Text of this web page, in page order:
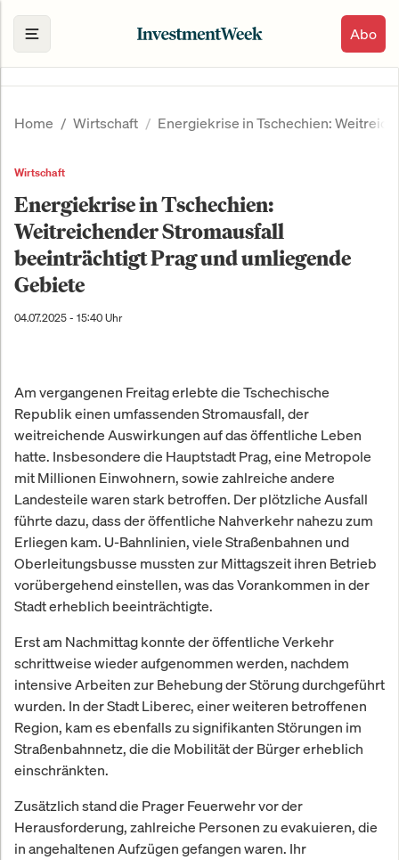
Abo
Home Wirtschaft Energiekrise in Tschechien:
Wirtschaft
Energiekrise in Tschechien:
Weitreichender Stromausfall
beeinträchtigt Prag und umliegende
Gebiete
04.07.2025 - 15:40 Uhr
Am vergangenen Freitag erlebte die Tschechische
Republik einen umfassenden Stromausfall, der
weitreichende Auswirkungen auf das öffentliche Leben
hatte. Insbesondere die Hauptstadt Prag, eine Metropole
mit Millionen Einwohnern, sowie zahlreiche andere
Landesteile waren stark betroffen. Der plötzliche Ausfall
führte dazu, dass der öffentliche Nahverkehr nahezu zum
Erliegen kam. U-Bahnlinien, viele Straßenbahnen und
Oberleitungsbusse mussten zur Mittagszeit ihren Betrieb
vorübergehend einstellen, was das Vorankommen in der
Stadt erheblich beeinträchtigte.
Erst am Nachmittag konnte der öffentliche Verkehr
schrittweise wieder aufgenommen werden, nachdem
intensive Arbeiten zur Behebung der Störung durchgeführt
wurden. In der Stadt Liberec, einer weiteren betroffenen
Region, kam es ebenfalls zu signifikanten Störungen im
Straßenbahnnetz, die die Mobilität der Bürger erheblich
einschränkten.
Zusätzlich stand die Prager Feuerwehr vor der
Herausforderung, zahlreiche Personen zu evakuieren, die
in angehaltenen Aufzügen gefangen waren. Ihr